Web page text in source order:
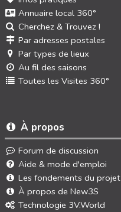
Annuaire local 360°
Cherchez & Trouvez !
Par adresses postales
Par types de lieux
Au fil des saisons
Toutes les Visites 360°
À propos
Forum de discussion
Aide & mode d'emploi
Les fondements du projet
À propos de New3S
Technologie 3V.World